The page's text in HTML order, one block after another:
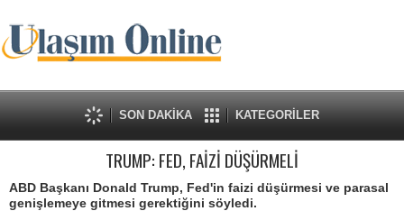
SON DAKİKA KATEGORİLER
TRUMP: FED, FAİZİ DÜŞÜRMELİ
ABD Başkanı Donald Trump, Fed'in faizi düşürmesi ve parasal
genişlemeye gitmesi gerektiğini söyledi.